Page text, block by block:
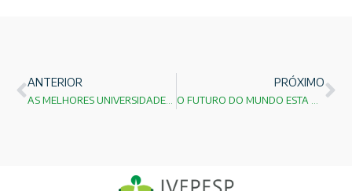
ANTERIOR PRÓXIMO